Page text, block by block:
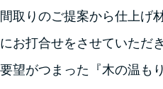
間取りのご提案から仕上げ
にお打合せをさせていただ
要望がつまった『木の温も